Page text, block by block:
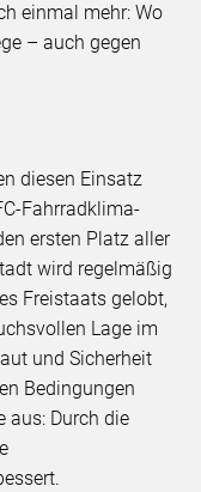
einmal mehr: Wo
– auch gegen
diesen Einsatz
Fahrradklima-
ersten Platz aller
wird regelmäßig
Freistaats gelobt,
Lage im
und Sicherheit
Bedingungen
aus: Durch die